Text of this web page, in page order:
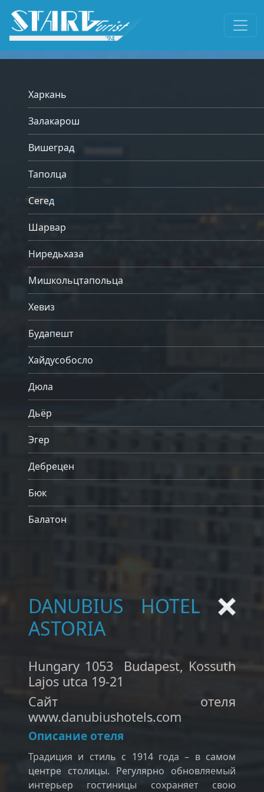
Харкань
Залакарош
Вишеград
Таполца
Сегед
Шарвар
Ниредьхаза
Мишкольцтапольца
Хевиз
Будапешт
Хайдусобосло
Дюла
Дьёр
Эгер
Дебрецен
Бюк
Балатон
DANUBIUS HOTEL
ASTORIA
Hungary 1053 Budapest, Kossuth
Lajos utca 19-21
Сайт отеля
www.danubiushotels.com
Описание отеля
Традиция и стиль с 1914 года – в самом
центре столицы. Регулярно обновляемый
интерьер гостиницы сохраняет свою